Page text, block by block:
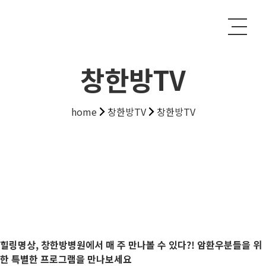
창한방TV
home 창한방TV 창한방TV
힐링명상, 창한방병원에서 매 주 만나볼 수 있다?! 암환우분들을 위
한 특별한 프로그램을 만나보세요